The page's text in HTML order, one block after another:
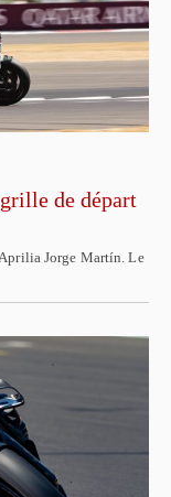
de départ
Jorge Martín. Le